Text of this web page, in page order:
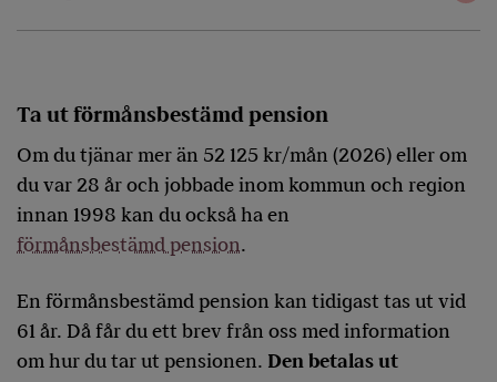
Ta ut förmånsbestämd pension
Om du tjänar mer än 52 125 kr/mån (2026) eller om
du var 28 år och jobbade inom kommun och region
innan 1998 kan du också ha en
förmånsbestämd pension.
En förmånsbestämd pension kan tidigast tas ut vid
61 år. Då får du ett brev från oss med information
om hur du tar ut pensionen. Den betalas ut